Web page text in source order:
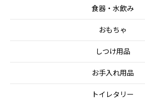
食器・水飲み
おもちゃ
しつけ用品
お手入れ用品
トイレタリー